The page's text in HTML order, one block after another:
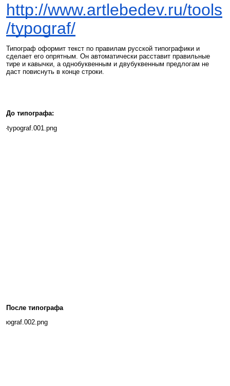
http://www.artlebedev.ru/tools
/typograf/
Типограф оформит текст по правилам русской типографики и
сделает его опрятным. Он автоматически расставит правильные
тире и кавычки, а однобуквенным и двубуквенным предлогам не
даст повиснуть в конце строки.
До типографа:
После типографа